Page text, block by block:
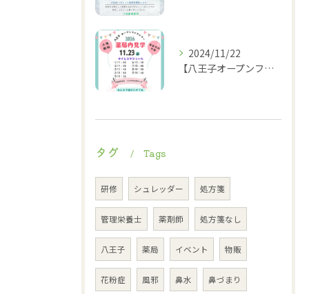
2024/11/22
【八王子オープンファクトリー薬局内見学タイムスケジュール】
タグ Tags
研修 シュレッダー 処方箋
管理栄養士 薬剤師 処方箋なし
八王子 薬局 イベント 物販
花粉症 風邪 鼻水 鼻づまり